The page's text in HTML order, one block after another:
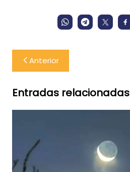
Navegación
de
entradas
Anterior
Entradas relacionadas